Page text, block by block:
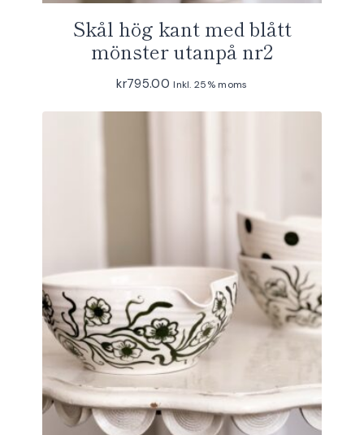
Skål hög kant med blått
mönster utanpå nr2
kr795.00 Inkl. 25% moms